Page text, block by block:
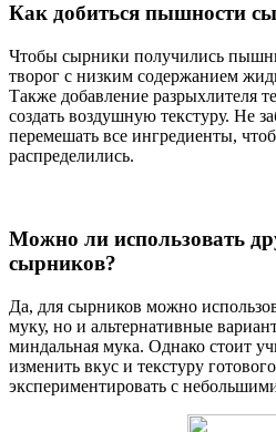
Как добиться пышности
Чтобы сырники получились
творог с низким содержанием
Также добавление разрыхлителя
создать воздушную текстуру. Не
перемешать все ингредиенты,
распределились.
Можно ли использовать
сырников?
Да, для сырников можно
муку, но и альтернативные
миндальная мука. Однако стоит
изменить вкус и текстуру
экспериментировать с